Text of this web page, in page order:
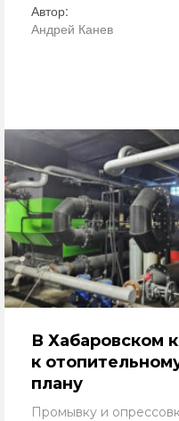
Автор:
Андрей Канев
В Хабаровском
к
плану
Промывку и